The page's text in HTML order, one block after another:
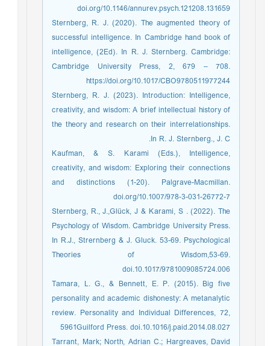
doi.org/10.1146/annurev.psych.121208.131659
Sternberg, R. J. (2020). The augmented theory of
successful intelligence. In Cambridge hand book of
intelligence, (2Ed). In R. J. Sternberg. Cambridge:
Cambridge University Press, 2, 679 – 708.
https://doi.org/10.1017/CBO9780511977244
Sternberg, R. J. (2023). Introduction: Intelligence,
creativity, and wisdom: A brief intellectual history of
the theory and research on their interrelationships.
In R. J. Sternberg., J. C.
Kaufman, & S. Karami (Eds.), Intelligence,
creativity, and wisdom: Exploring their connections
and distinctions (1-20). Palgrave-Macmillan.
doi.org/10.1007/978-3-031-26772-7
Sternberg, R., J.,Glück, J & Karami, S . (2022). The
Psychology of Wisdom. Cambridge University Press.
In R.J., Strernberg & J. Gluck. 53-69. Psychological
Theories of Wisdom,53-69.
doi.10.1017/9781009085724.006
Tamara, L. G., & Bennett, E. P. (2015). Big five
personality and academic dishonesty: A metanalytic
review. Personality and Individual Differences, 72,
5961Guilford Press. doi.10.1016/j.paid.2014.08.027
Tarrant, Mark; North, Adrian C.; Hargreaves, David